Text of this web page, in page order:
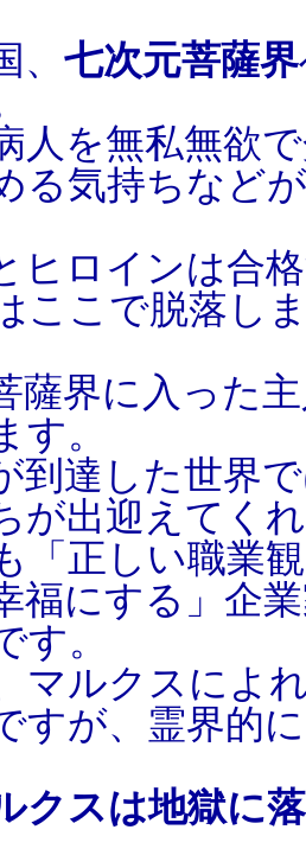
七次元菩薩界
人を無私無欲
る気持ちなど
ヒロインは合
ここで脱落し
薩界に入った
す。
到達した世界
が出迎えてく
「正しい職業
福にする」企
す。
マルクスによ
すが、霊界的
クスは地獄に